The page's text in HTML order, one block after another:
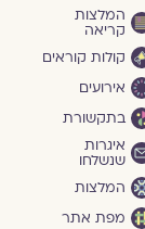
המלצות
קריאה
קולות קוראים
אירועים
בתקשורת
איגרות
שנשלחו
המלצות
מפת אתר